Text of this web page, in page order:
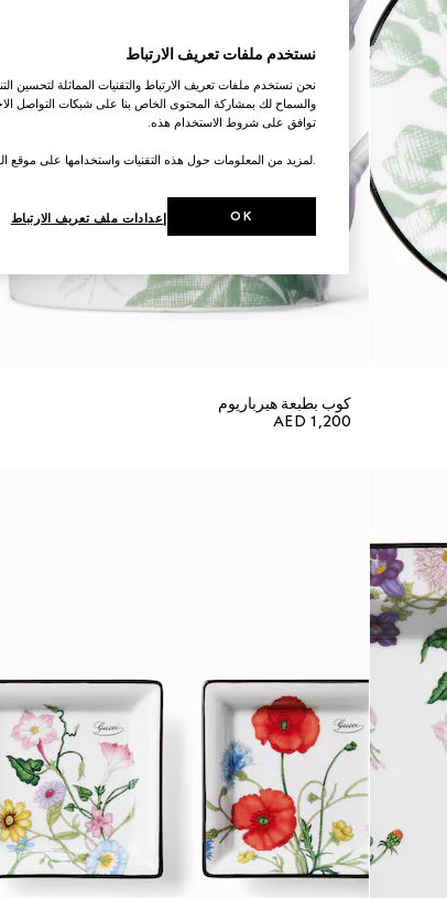
كوب بطبعة هيرباريوم
AED 1,200
نستخدم ملفات تعريف الارتباط
نحن نستخدم ملفات تعريف الارتباط والتقنيات المماثلة لتحسين
والسماح لك بمشاركة المحتوى الخاص بنا على شبكات التواصل
توافق على شروط الاستخدام هذه.
.لمزيد من المعلومات حول هذه التقنيات واستخدامها على موقع
إعدادات ملف تعريف الارتباط OK